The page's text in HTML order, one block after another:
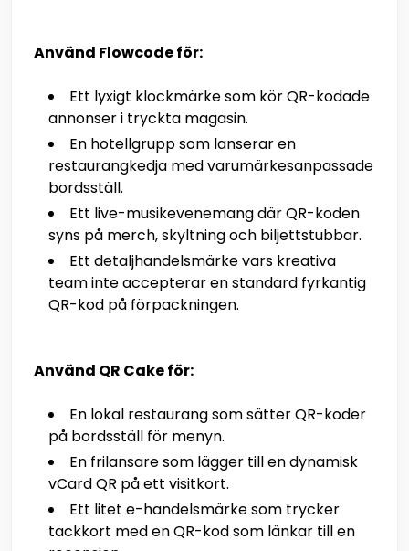
Använd Flowcode för:
Ett lyxigt klockmärke som kör QR-kodade
annonser i tryckta magasin.
En hotellgrupp som lanserar en
restaurangkedja med varumärkesanpassade
bordsställ.
Ett live-musikevenemang där QR-koden
syns på merch, skyltning och biljettstubbar.
Ett detaljhandelsmärke vars kreativa
team inte accepterar en standard fyrkantig
QR-kod på förpackningen.
Använd QR Cake för:
En lokal restaurang som sätter QR-koder
på bordsställ för menyn.
En frilansare som lägger till en dynamisk
vCard QR på ett visitkort.
Ett litet e-handelsmärke som trycker
tackkort med en QR-kod som länkar till en